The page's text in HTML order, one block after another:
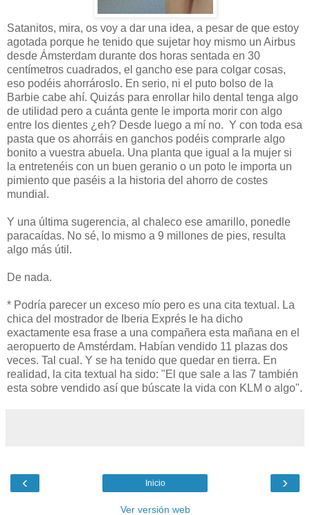
Satanitos, mira, os voy a dar una idea, a pesar de que estoy
agotada porque he tenido que sujetar hoy mismo un Airbus
desde Ámsterdam durante dos horas sentada en 30
centímetros cuadrados, el gancho ese para colgar cosas,
eso podéis ahorrároslo. En serio, ni el puto bolso de la
Barbie cabe ahí. Quizás para enrollar hilo dental tenga algo
de utilidad pero a cuánta gente le importa morir con algo
entre los dientes ¿eh? Desde luego a mí no. Y con toda esa
pasta que os ahorráis en ganchos podéis comprarle algo
bonito a vuestra abuela. Una planta que igual a la mujer si
la entretenéis con un buen geranio o un poto le importa un
pimiento que paséis a la historia del ahorro de costes
mundial.
Y una última sugerencia, al chaleco ese amarillo, ponedle
paracaídas. No sé, lo mismo a 9 millones de pies, resulta
algo más útil.
De nada.
* Podría parecer un exceso mío pero es una cita textual. La
chica del mostrador de Iberia Exprés le ha dicho
exactamente esa frase a una compañera esta mañana en el
aeropuerto de Amstérdam. Habían vendido 11 plazas dos
veces. Tal cual. Y se ha tenido que quedar en tierra. En
realidad, la cita textual ha sido: "El que sale a las 7 también
esta sobre vendido así que búscate la vida con KLM o algo".
‹ ›
Inicio
Ver versión web